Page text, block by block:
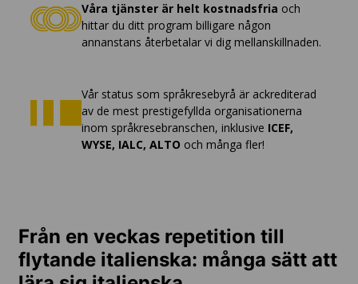
Våra tjänster är helt kostnadsfria och
hittar du ditt program billigare någon
annanstans återbetalar vi dig mellanskillnaden.
Vår status som språkresebyrå är ackrediterad
av de mest prestigefyllda organisationerna
inom språkresebranschen, inklusive ICEF,
WYSE, IALC, ALTO och många fler!
Från en veckas repetition till
flytande italienska: många sätt att